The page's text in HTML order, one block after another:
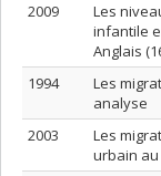
2009
Les
infantile
Anglais
1994
Les
analyse
2003
Les
urbain au